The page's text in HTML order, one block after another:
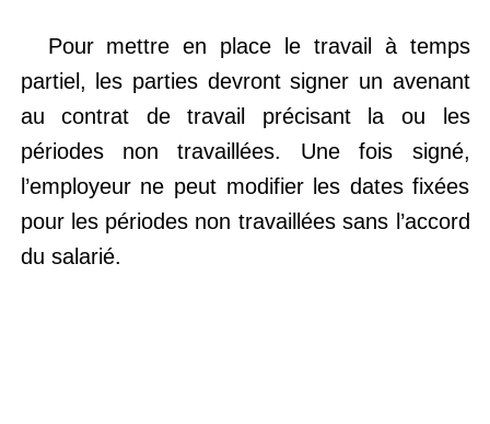
Pour mettre en place le travail à temps
partiel, les parties devront signer un avenant
au contrat de travail précisant la ou les
périodes non travaillées. Une fois signé,
l’employeur ne peut modifier les dates fixées
pour les périodes non travaillées sans l’accord
du salarié.